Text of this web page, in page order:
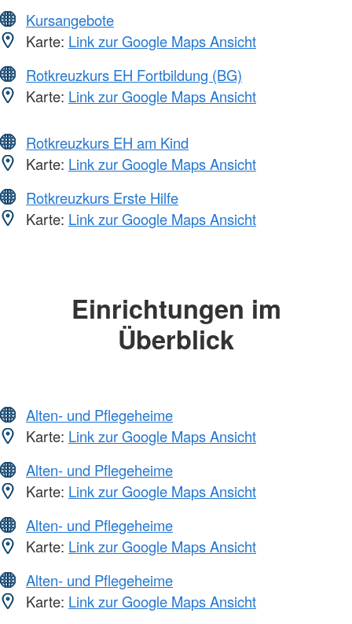
Kursangebote
Karte: Link zur Google Maps Ansicht
Rotkreuzkurs EH Fortbildung (BG)
Karte: Link zur Google Maps Ansicht
Rotkreuzkurs EH am Kind
Karte: Link zur Google Maps Ansicht
Rotkreuzkurs Erste Hilfe
Karte: Link zur Google Maps Ansicht
Einrichtungen im
Überblick
Alten- und Pflegeheime
Karte: Link zur Google Maps Ansicht
Alten- und Pflegeheime
Karte: Link zur Google Maps Ansicht
Alten- und Pflegeheime
Karte: Link zur Google Maps Ansicht
Alten- und Pflegeheime
Karte: Link zur Google Maps Ansicht